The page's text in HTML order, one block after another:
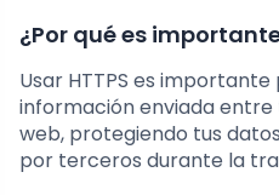
¿Por qué es
Usar HTTPS es
información enviada entre
web, protegiendo tus
por terceros durante la